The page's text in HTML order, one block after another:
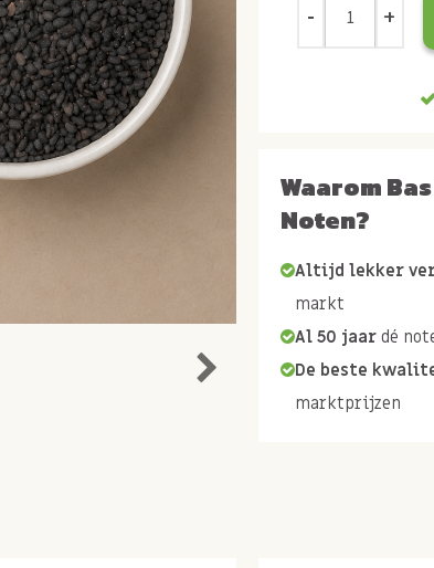
Waarom
Noten?
Altijd lekker
markt
Al 50 jaar dé
De beste
marktprijzen